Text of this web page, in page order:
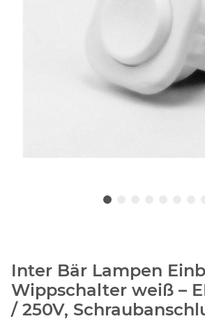
Inter Bär Lampen
Wippschalter weiß –
/ 250V,